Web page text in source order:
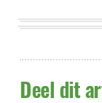
Deel dit